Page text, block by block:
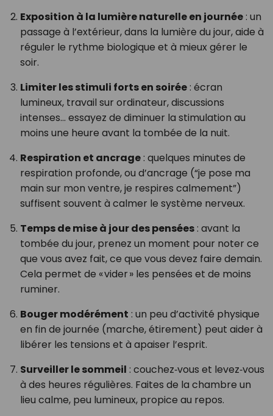
Exposition à la lumière naturelle en journée: un
passage à l’extérieur, dans la lumière du jour, aide à
réguler le rythme biologique et à mieux gérer le
soir.
Limiter les stimuli forts en soirée: écran
lumineux, travail sur ordinateur, discussions
intenses… essayez de diminuer la stimulation au
moins une heure avant la tombée de la nuit.
Respiration et ancrage: quelques minutes de
respiration profonde, ou d’ancrage (“je pose ma
main sur mon ventre, je respires calmement”)
suffisent souvent à calmer le système nerveux.
Temps de mise à jour des pensées: avant la
tombée du jour, prenez un moment pour noter ce
que vous avez fait, ce que vous devez faire demain.
Cela permet de « vider » les pensées et de moins
ruminer.
Bouger modérément : un peu d’activité physique
en fin de journée (marche, étirement) peut aider à
libérer les tensions et à apaiser l’esprit.
Surveiller le sommeil : couchez‑vous et levez‑vous
à des heures régulières. Faites de la chambre un
lieu calme, peu lumineux, propice au repos.